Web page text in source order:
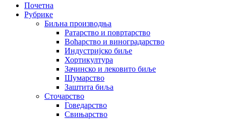
Почетна
Рубрике
Биљна производња
Ратарство и повртарство
Воћарство и виноградарство
Индустријско биље
Хортикултура
Зачинско и лековито биље
Шумарство
Заштита биља
Сточарство
Говедарство
Свињарство